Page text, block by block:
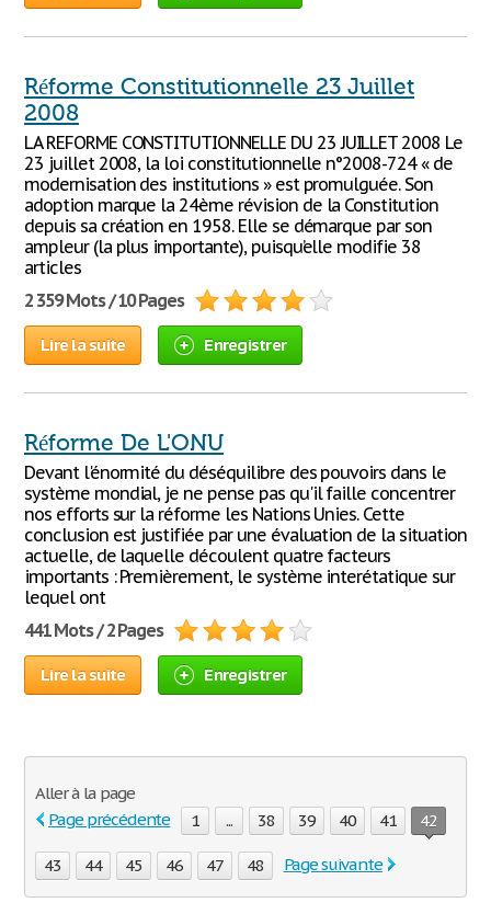
Réforme Constitutionnelle 23 Juillet
2008
LA REFORME CONSTITUTIONNELLE DU 23 JUILLET 2008 Le
23 juillet 2008, la loi constitutionnelle n°2008-724 « de
modernisation des institutions » est promulguée. Son
adoption marque la 24ème révision de la Constitution
depuis sa création en 1958. Elle se démarque par son
ampleur (la plus importante), puisqu’elle modifie 38
articles
2 359 Mots / 10 Pages
Lire la suite Enregistrer
Réforme De L'ONU
Devant l'énormité du déséquilibre des pouvoirs dans le
système mondial, je ne pense pas qu'il faille concentrer
nos efforts sur la réforme les Nations Unies. Cette
conclusion est justifiée par une évaluation de la situation
actuelle, de laquelle découlent quatre facteurs
importants : Premièrement, le système interétatique sur
lequel ont
441 Mots / 2 Pages
Lire la suite Enregistrer
Aller à la page
Page précédente
1 ... 38 39 40 41 42
43 44 45 46 47 48 Page suivante